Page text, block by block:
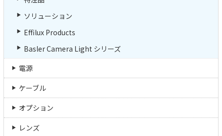
ソリューション
Effilux Products
Basler Camera Light シリーズ
電源
ケーブル
オプション
レンズ